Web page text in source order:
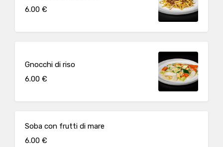
6.00 €
Gnocchi di riso
6.00 €
Soba con frutti di mare
6.00 €